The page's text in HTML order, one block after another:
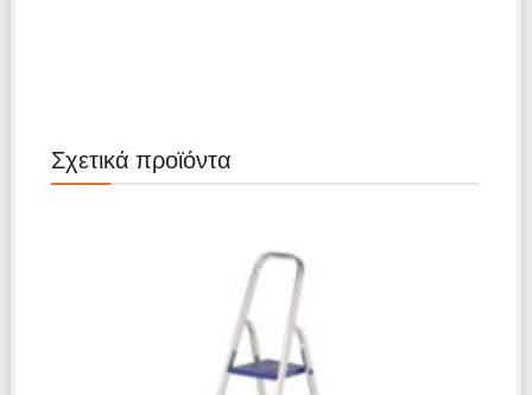
Σχετικά προϊόντα